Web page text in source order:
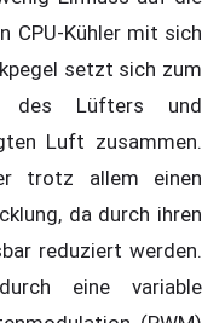
CPU-Kühler mit sich
setzt sich zum
des Lüfters und
Luft zusammen.
trotz allem einen
da durch ihren
reduziert werden.
eine variable